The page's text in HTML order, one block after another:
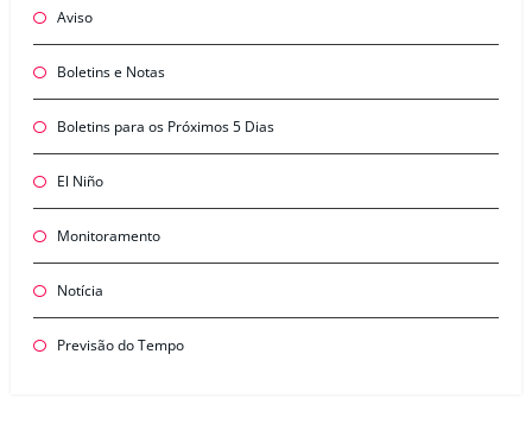
Aviso
Boletins e Notas
Boletins para os Próximos 5 Dias
El Niño
Monitoramento
Notícia
Previsão do Tempo